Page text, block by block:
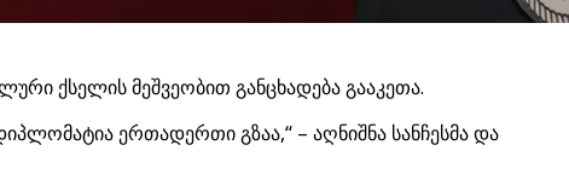
ქსელის მეშვეობით განცხადება გააკეთა.
ერთადერთი გზაა,“ – აღნიშნა სანჩესმა და